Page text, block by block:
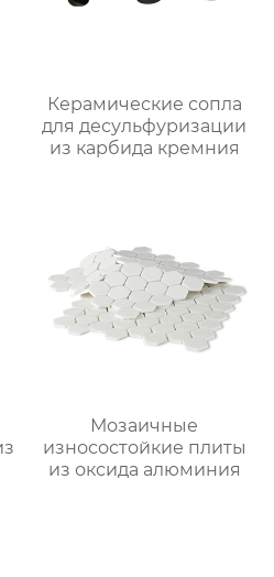
Керамические сопла
для десульфуризации
из карбида кремния
Мозаичные
износостойкие плиты
из оксида алюминия